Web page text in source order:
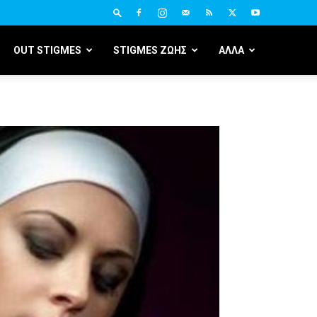
OUT STIGMES STIGMES ΖΩΗΣ ΑΛΛΑ